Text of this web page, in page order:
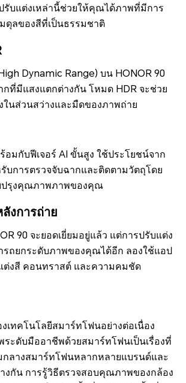
รับแต่งเหล่านี้ช่วยให้คุณได้ภาพที่มีการ
ดุลของสีที่เป็นธรรมชาติ
Dynamic Range) บน HONOR 90
กที่มีแสงแตกต่างกัน โหมด HDR จะช่วย
ในส่วนสว่างและมืดของภาพถ่าย
อมกับฟีเจอร์ AI ขั้นสูง ใช้ประโยชน์จาก
บการตรวจจับฉากและติดตามวัตถุโดย
ปรุงคุณภาพภาพของคุณ
งการถ่าย
90 จะยอดเยี่ยมอยู่แล้ว แต่การปรับแต่ง
รถยกระดับภาพของคุณได้อีก ลองใช้แอป
ต่งสี คอนทราสต์ และความคมชัด
เทคโนโลยีสมาร์ทโฟนอย่างต่อเนื่อง
ระดับมืออาชีพด้วยสมาร์ทโฟนเป็นเรื่องที่
กลางสมาร์ทโฟนหลากหลายแบรนด์และ
กัน การรู้วิธีตรวจสอบคุณภาพของกล้อง